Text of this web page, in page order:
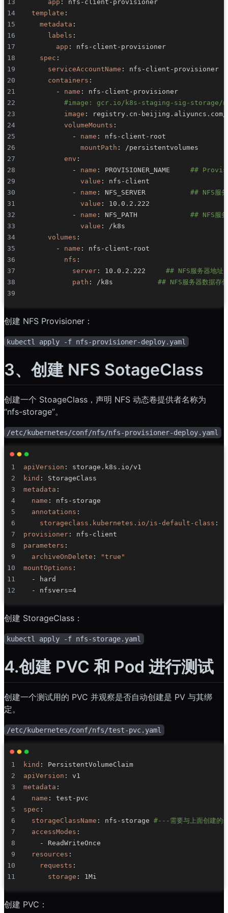
app : nfs - client -
template :
metadata :
labels :
app : nfs - client -
spec :
serviceAccountName : nfs - client -
containers :
-
name : nfs - client -
#image: gcr.io/k8s-staging-sig-
image : registry.cn -
volumeMounts :
-
name : nfs - client -
mountPath :
env :
-
name : PROVISIONER_NAME ##
value : nfs -
-
name : NFS_SERVER ## NFS服
value :
-
name : NFS_PATH ## NFS服
value :
volumes :
-
name : nfs - client -
nfs :
server : 10.0.2.222 ## NFS服务器地址
path : /k8s ## NFS服务器数据存
创建 NFS Provisioner：
kubectl apply -f nfs-provisioner-deploy.yaml
3、创建 NFS SotageClass
创建一个 StoageClass，声明 NFS 动态卷提供者名称为
“nfs-storage”。
/etc/kubernetes/conf/nfs/nfs-provisioner-deploy.yaml
apiVersion :
kind :
metadata :
name : nfs -
annotations :
storageclass.kubernetes.io/is-default-class :
provisioner : nfs -
parameters :
archiveOnDelete :
"true"
mountOptions :
-
-
创建 StorageClass：
kubectl apply -f nfs-storage.yaml
4.创建 PVC 和 Pod 进行测试
创建一个测试用的 PVC 并观察是否自动创建是 PV 与其绑
定。
/etc/kubernetes/conf/nfs/test-pvc.yaml
kind :
apiVersion :
metadata :
name : test -
spec :
storageClassName : nfs - storage #---需要与上面创建
accessModes :
-
resources :
requests :
storage :
创建 PVC：